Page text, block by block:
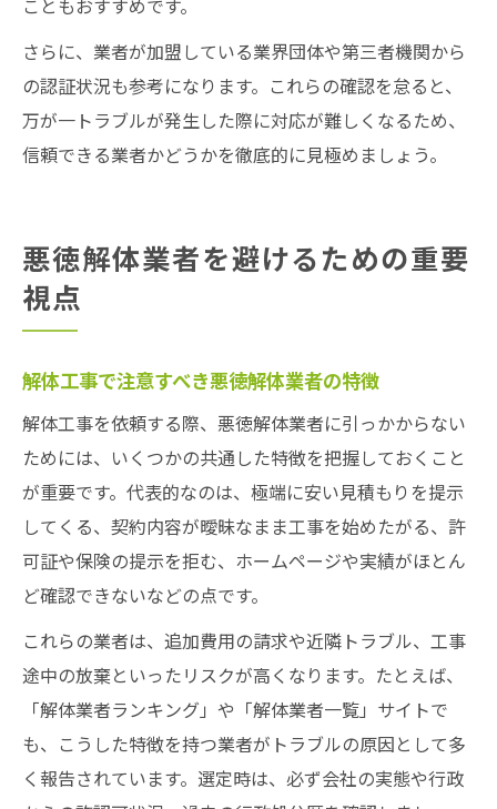
こともおすすめです。
さらに、業者が加盟している業界団体や第三者機関から
の認証状況も参考になります。これらの確認を怠ると、
万が一トラブルが発生した際に対応が難しくなるため、
信頼できる業者かどうかを徹底的に見極めましょう。
悪徳解体業者を避けるための重要
視点
解体工事で注意すべき悪徳解体業者の特徴
解体工事を依頼する際、悪徳解体業者に引っかからない
ためには、いくつかの共通した特徴を把握しておくこと
が重要です。代表的なのは、極端に安い見積もりを提示
してくる、契約内容が曖昧なまま工事を始めたがる、許
可証や保険の提示を拒む、ホームページや実績がほとん
ど確認できないなどの点です。
これらの業者は、追加費用の請求や近隣トラブル、工事
途中の放棄といったリスクが高くなります。たとえば、
「解体業者ランキング」や「解体業者一覧」サイトで
も、こうした特徴を持つ業者がトラブルの原因として多
く報告されています。選定時は、必ず会社の実態や行政